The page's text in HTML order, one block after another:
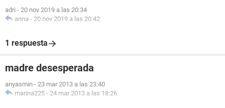
adri - 20 nov 2019 a las 20:34
anna - 20 nov 2019 a las 20:42
1 respuesta
madre desesperada
anyasmin - 23 mar 2013 a las 23:40
marina225 - 24 mar 2013 a las 18:26